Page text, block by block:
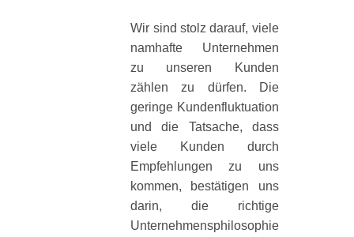
Wir sind stolz darauf, viele
namhafte Unternehmen
zu unseren Kunden
zählen zu dürfen. Die
geringe Kundenfluktuation
und die Tatsache, dass
viele Kunden durch
Empfehlungen zu uns
kommen, bestätigen uns
darin, die richtige
Unternehmensphilosophie